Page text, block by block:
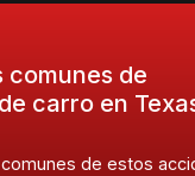
comunes de
carro en
de estos